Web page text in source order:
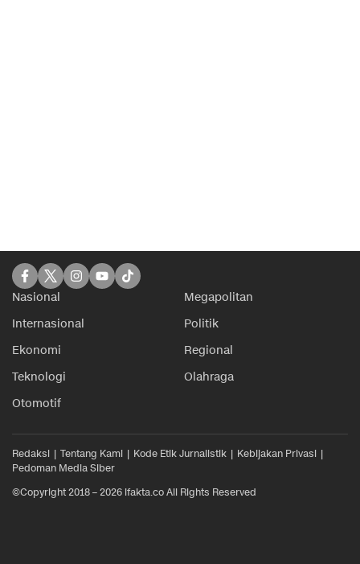
Nasional
Megapolitan
Internasional
Politik
Ekonomi
Regional
Teknologi
Olahraga
Otomotif
Redaksi Tentang Kami Kode Etik Jurnalistik
Kebijakan Privasi
Pedoman Media Siber
©Copyright 2018 – 2026 ifakta.co All Rights Reserved